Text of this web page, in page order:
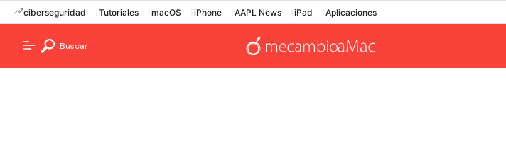
ciberseguridad Tutoriales macOS iPhone AAPL News iPad Aplicaciones
Buscar